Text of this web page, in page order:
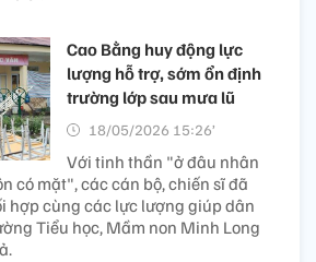
Cao Bằng huy động lực
lượng hỗ trợ, sớm ổn định
trường lớp sau mưa lũ
18/05/2026 15:26’
Với tinh thần "ở đâu nhân
có mặt", các cán bộ, chiến sĩ đã
hợp cùng các lực lượng giúp dân
Tiểu học, Mầm non Minh Long